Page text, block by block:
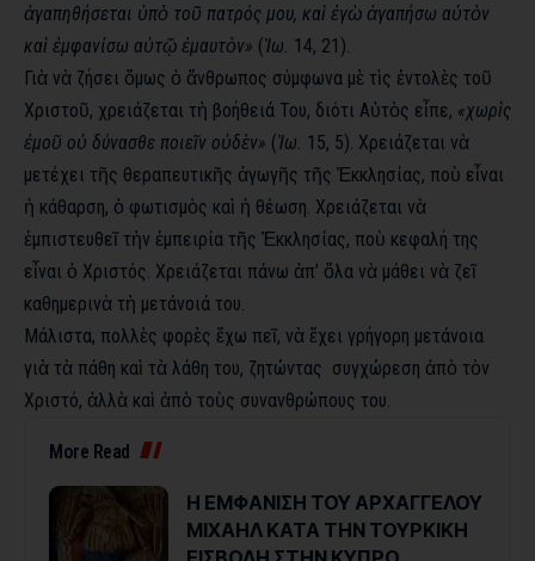
ἀγαπηθήσεται ὑπὸ τοῦ πατρός μου, καὶ ἐγὼ ἀγαπήσω αὐτὸν
καὶ ἐμφανίσω αὐτῷ ἐμαυτὸν» (Ἰω. 14, 21).
Γιὰ νὰ ζήσει ὅμως ὁ ἄνθρωπος σύμφωνα μὲ τὶς ἐντολὲς τοῦ
Χριστοῦ, χρειάζεται τὴ βοήθειά Του, διότι Αὐτὸς εἶπε, «χωρὶς
ἐμοῦ οὐ δύνασθε ποιεῖν οὐδὲν» (Ἰω. 15, 5). Χρειάζεται νὰ
μετέχει τῆς θεραπευτικῆς ἀγωγῆς τῆς Ἐκκλησίας, ποὺ εἶναι
ἡ κάθαρση, ὁ φωτισμὸς καὶ ἡ θέωση. Χρειάζεται νὰ
ἐμπιστευθεῖ τὴν ἐμπειρία τῆς Ἐκκλησίας, ποὺ κεφαλή της
εἶναι ὁ Χριστός. Χρειάζεται πάνω ἀπ’ ὅλα νὰ μάθει νὰ ζεῖ
καθημερινὰ τὴ μετάνοιά του.
Μάλιστα, πολλὲς φορὲς ἔχω πεῖ, νὰ ἔχει γρήγορη μετάνοια
γιὰ τὰ πάθη καὶ τὰ λάθη του, ζητώντας συγχώρεση ἀπὸ τὸν
Χριστό, ἀλλὰ καὶ ἀπὸ τοὺς συνανθρώπους του.
More Read
Η ΕΜΦΑΝΙΣΗ ΤΟΥ ΑΡΧΑΓΓΕΛΟΥ
ΜΙΧΑΗΛ ΚΑΤΑ ΤΗΝ ΤΟΥΡΚΙΚΗ